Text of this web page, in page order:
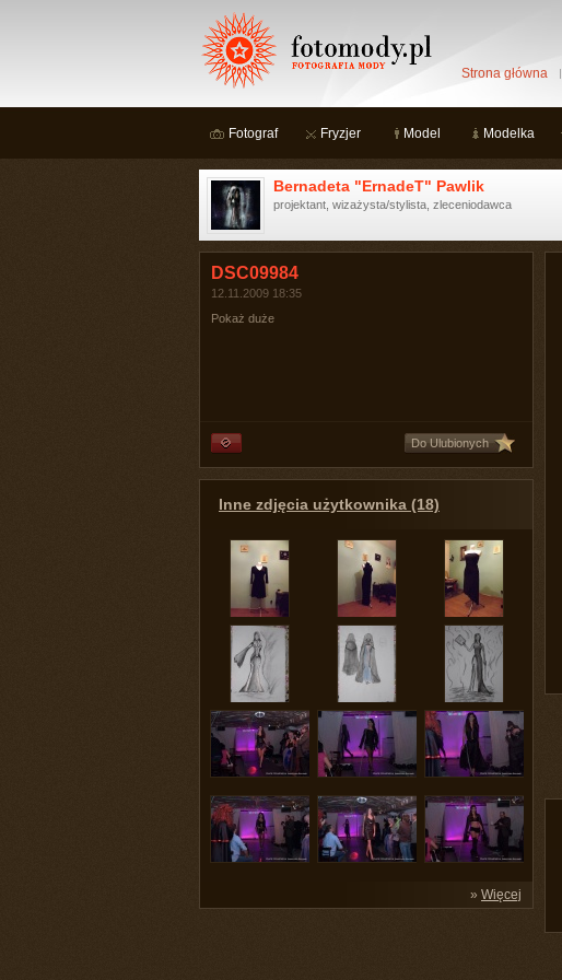
Strona główna
Fotograf Fryzjer Model Modelka
Bernadeta "ErnadeT" Pawlik
projektant, wizażysta/stylista, zleceniodawca
DSC09984
12.11.2009 18:35
Pokaż duże
Do Ulubionych
Inne zdjęcia użytkownika (18)
» Więcej